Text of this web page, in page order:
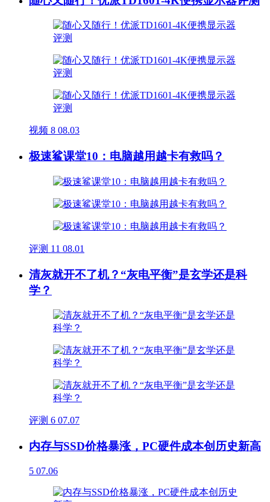
视频 8 08.03
极速鲨课堂10：电脑越用越卡有救吗？
评测 11 08.01
清灰就开不了机？“灰电平衡”是玄学还是科
学？
评测 6 07.07
内存与SSD价格暴涨，PC硬件成本创历史新高
5 07.06